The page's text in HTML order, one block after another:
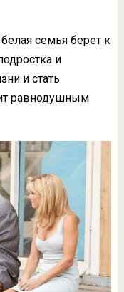
семья берет к
и
и стать
равнодушным